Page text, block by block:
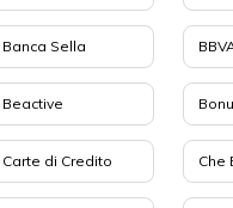
Banca Sella
Beactive
Carte di Credito Che